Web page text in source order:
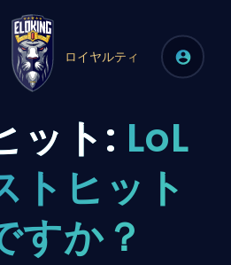
ロイヤルティ
ット: LoL
トヒット
すか？